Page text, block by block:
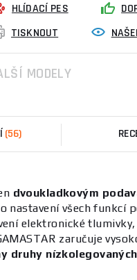
HLÍDACÍ PES
TISKNOUT
MODELY
(56)
dvoukladkovým
nastavení všech funkcí
elektronické
zaručuje